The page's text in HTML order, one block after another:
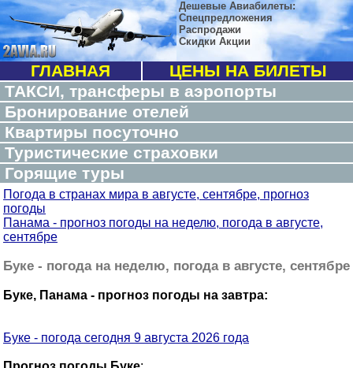
Дешевые Авиабилеты:
Спецпредложения
Распродажи
Скидки Акции
ГЛАВНАЯ
ЦЕНЫ НА БИЛЕТЫ
ТАКСИ, трансферы в аэропорты
Бронирование отелей
Квартиры посуточно
Туристические страховки
Горящие туры
Погода в странах мира в августе, сентябре, прогноз
погоды
Панама - прогноз погоды на неделю, погода в августе,
сентябре
Буке - погода на неделю, погода в августе, сентябре
Буке, Панама - прогноз погоды на завтра:
Буке - погода сегодня 9 августа 2026 года